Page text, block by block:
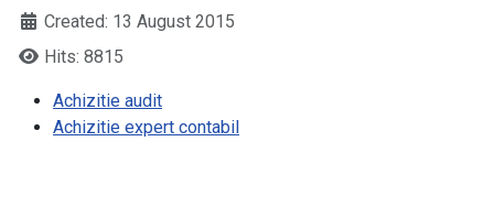
Created: 13 August 2015
Hits: 8815
Achizitie audit
Achizitie expert contabil